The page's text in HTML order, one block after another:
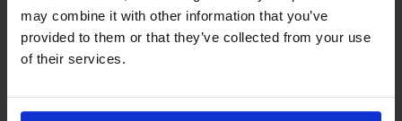
may combine it with other information that you’ve
provided to them or that they’ve collected from your use
of their services.